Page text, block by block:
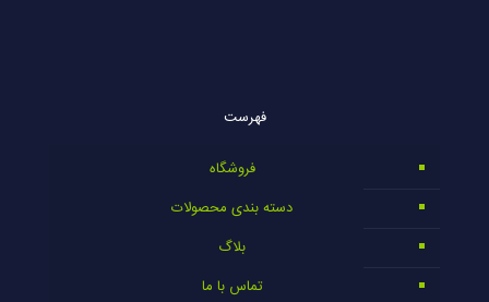
فهرست
فروشگاه
دسته بندی محصولات
بلاگ
تماس با ما